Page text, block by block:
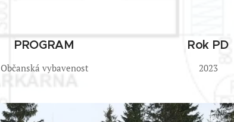
PROGRAM
Občanská vybavenost
Rok PD
2023